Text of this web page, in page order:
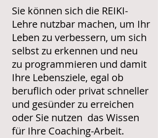
Sie können sich die REIKI-
Lehre nutzbar machen, um Ihr
Leben zu verbessern, um sich
selbst zu erkennen und neu
zu programmieren und damit
Ihre Lebensziele, egal ob
beruflich oder privat schneller
und gesünder zu erreichen
oder Sie nutzen das Wissen
für Ihre Coaching-Arbeit.